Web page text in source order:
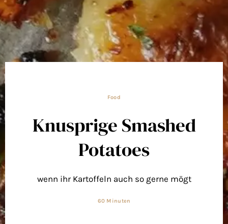
Food
Knusprige Smashed
Potatoes
wenn ihr Kartoffeln auch so gerne mögt
60 Minuten